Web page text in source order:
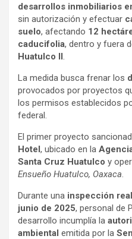
desarrollos inmobiliarios
sin autorización y efectuar
suelo, afectando 12
caducifolia, dentro y fuera
Huatulco II
La medida busca frenar los
provocados por proyectos
los permisos establecidos
federal.
El primer proyecto
Hotel, ubicado en la
Santa Cruz Huatulco y
Ensueño Huatulco, Oaxaca
Durante una inspección
junio de 2025, personal de
desarrollo incumplía la
ambiental emitida por la